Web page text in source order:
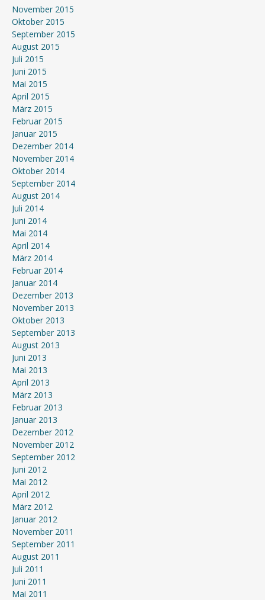
November 2015
Oktober 2015
September 2015
August 2015
Juli 2015
Juni 2015
Mai 2015
April 2015
März 2015
Februar 2015
Januar 2015
Dezember 2014
November 2014
Oktober 2014
September 2014
August 2014
Juli 2014
Juni 2014
Mai 2014
April 2014
März 2014
Februar 2014
Januar 2014
Dezember 2013
November 2013
Oktober 2013
September 2013
August 2013
Juni 2013
Mai 2013
April 2013
März 2013
Februar 2013
Januar 2013
Dezember 2012
November 2012
September 2012
Juni 2012
Mai 2012
April 2012
März 2012
Januar 2012
November 2011
September 2011
August 2011
Juli 2011
Juni 2011
Mai 2011